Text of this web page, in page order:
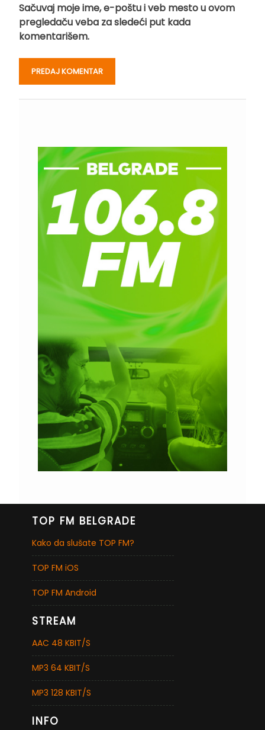
Sačuvaj moje ime, e-poštu i veb mesto u ovom
pregledaču veba za sledeći put kada
komentarišem.
TOP FM BELGRADE
Kako da slušate TOP FM?
TOP FM iOS
TOP FM Android
STREAM
AAC 48 KBIT/S
MP3 64 KBIT/S
MP3 128 KBIT/S
INFO